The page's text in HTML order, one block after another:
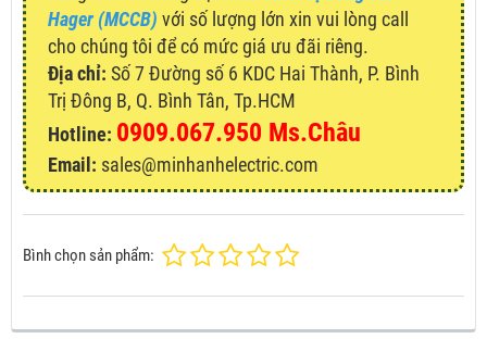
Hager (MCCB) với số lượng lớn xin vui lòng call
cho chúng tôi để có mức giá ưu đãi riêng.
Địa chỉ: Số 7 Đường số 6 KDC Hai Thành, P. Bình
Trị Đông B, Q. Bình Tân, Tp.HCM
Hotline: 0909.067.950 Ms.Châu
Email: sales@minhanhelectric.com
Bình chọn sản phẩm: